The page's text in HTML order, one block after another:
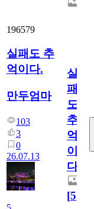
196579
실패도 추
억이다.
만두엄마
103
3
0
26.07.13
실
패
도
추
억
이
다.
[5]